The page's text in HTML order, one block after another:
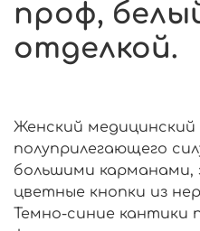
проф,
отделкой.
Женский медицинский
полуприлегающего
большими карманами,
цветные кнопки из
Темно-синие